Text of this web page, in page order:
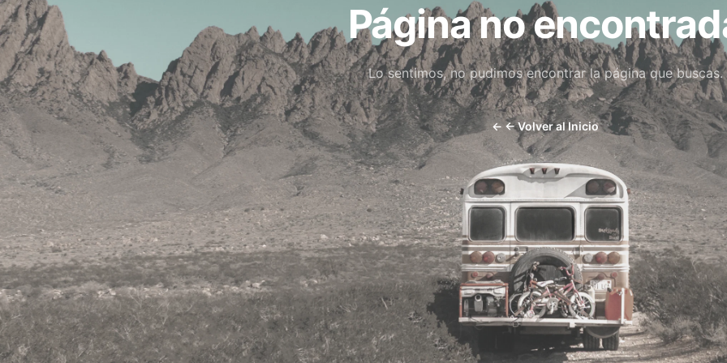
Página no
Lo sentimos, no pudimos encontrar la página que buscas.
← ← Volver al Inicio